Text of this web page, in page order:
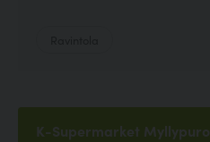
K-Supermarket Myllypuro